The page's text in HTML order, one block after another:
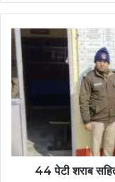
44 पेटी शराब